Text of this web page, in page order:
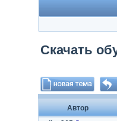
Скачать
Автор